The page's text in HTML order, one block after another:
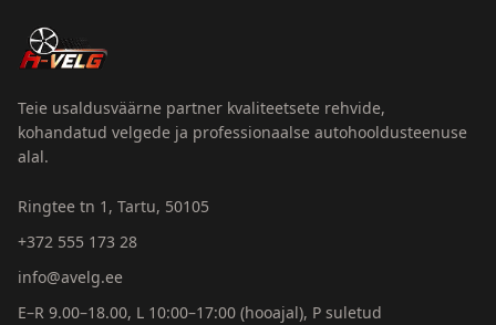
Teie usaldusväärne partner kvaliteetsete rehvide,
kohandatud velgede ja professionaalse autohooldusteenuse
alal.
Ringtee tn 1, Tartu, 50105
+372 555 173 28
info@avelg.ee
E–R 9.00–18.00, L 10:00–17:00 (hooajal), P suletud